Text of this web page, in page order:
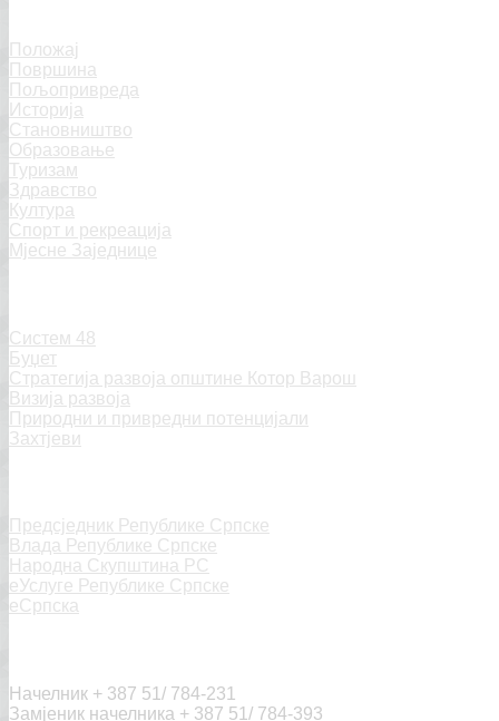
Положај
Површина
Пољопривреда
Историја
Становништво
Образовање
Туризам
Здравство
Култура
Спорт и рекреација
Мјесне Заједнице
Систем 48
Буџет
Стратегија развоја општине Котор Варош
Визија развоја
Природни и привредни потенцијали
Захтјеви
Предсједник Републике Српске
Влада Републике Српске
Народна Скупштина РС
еУслуге Републике Српске
еСрпска
Начелник + 387 51/ 784-231
Замјеник начелника + 387 51/ 784-393